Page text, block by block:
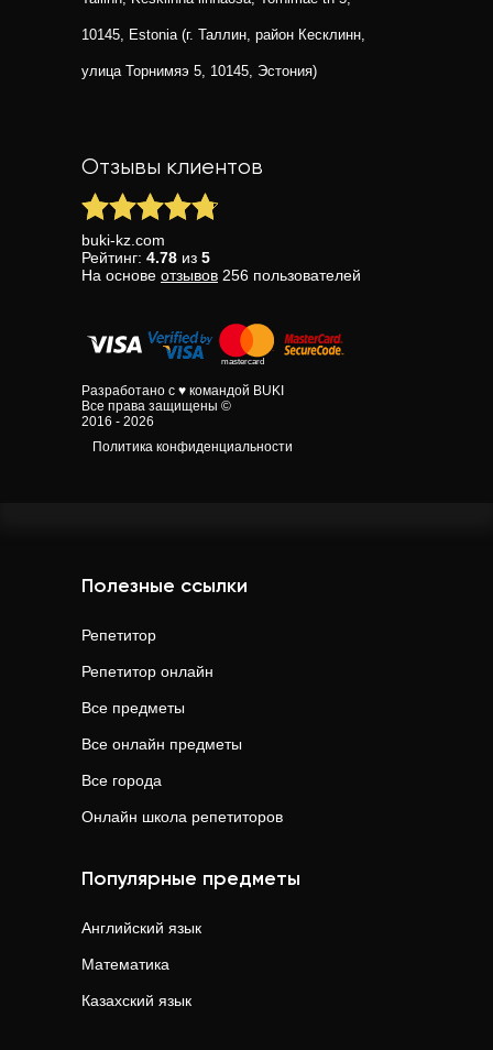
10145, Estonia (г. Таллин, район Кесклинн,
улица Торнимяэ 5, 10145, Эстония)
Отзывы клиентов
buki-kz.com
Рейтинг: 4.78 из 5
На основе отзывов 256 пользователей
Разработано с ♥ командой BUKI
Все права защищены ©
2016 - 2026
Политика конфиденциальности
Полезные ссылки
Репетитор
Репетитор онлайн
Все предметы
Все онлайн предметы
Все города
Онлайн школа репетиторов
Популярные предметы
Английский язык
Математика
Казахский язык